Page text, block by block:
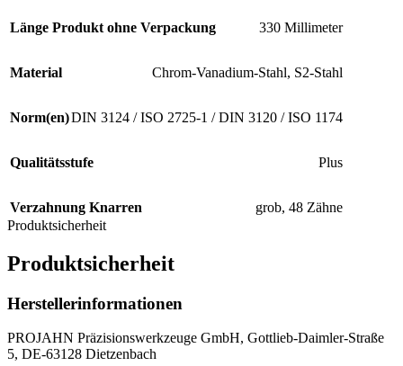
Länge Produkt ohne Verpackung 330 Millimeter
Material Chrom-Vanadium-Stahl, S2-Stahl
Norm(en)DIN 3124 / ISO 2725-1 / DIN 3120 / ISO 1174
Qualitätsstufe Plus
Verzahnung Knarren
grob, 48 Zähne
Produktsicherheit
Produktsicherheit
Herstellerinformationen
PROJAHN Präzisionswerkzeuge GmbH, Gottlieb-Daimler-Straße
5, DE-63128 Dietzenbach